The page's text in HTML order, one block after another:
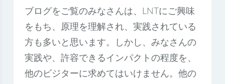
ブログをご覧のみなさんは、LNTにご興味
をもち、原理を理解され、実践されている
方も多いと思います。しかし、みなさんの
実践や、許容できるインパクトの程度を、
他のビジターに求めてはいけません。他の